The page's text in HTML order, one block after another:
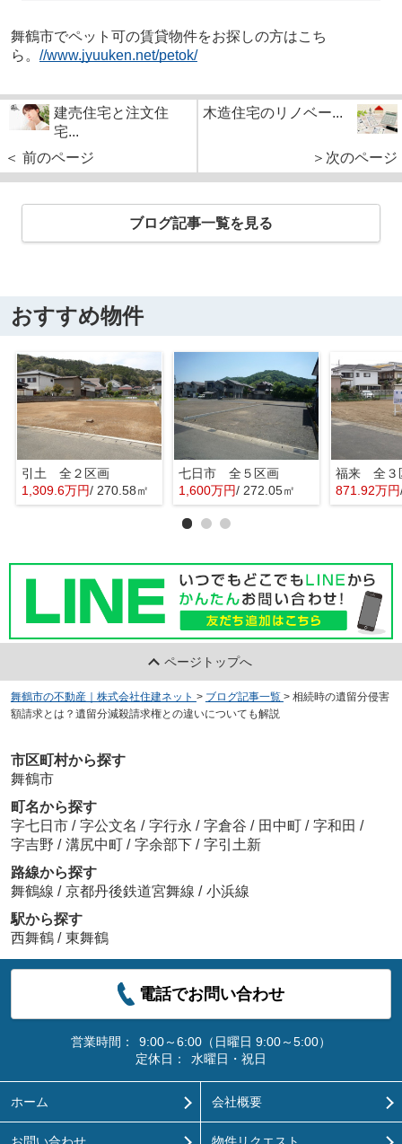
舞鶴市でペット可の賃貸物件をお探しの方はこち
ら。 //www.jyuuken.net/petok/
建売住宅と注文住
宅...
＜ 前のページ
木造住宅のリノベー...
＞次のページ
ブログ記事一覧を見る
おすすめ物件
引土 全２区画
1,309.6万円/ 270.58㎡
七日市 全５区画
1,600万円/ 272.05㎡
福来 全３
871.92万円
ページトップへ
舞鶴市の不動産｜株式会社住建ネット > ブログ記事一覧 > 相続時の遺留分侵害
額請求とは？遺留分減殺請求権との違いについても解説
市区町村から探す
舞鶴市
町名から探す
字七日市 / 字公文名 / 字行永 / 字倉谷 / 田中町 / 字和田 /
字吉野 / 溝尻中町 / 字余部下 / 字引土新
路線から探す
舞鶴線 / 京都丹後鉄道宮舞線 / 小浜線
駅から探す
西舞鶴 / 東舞鶴
電話でお問い合わせ
営業時間：
9:00～6:00（日曜日 9:00～5:00）
定休日：
水曜日・祝日
ホーム 会社概要
お問い合わせ 物件リクエスト